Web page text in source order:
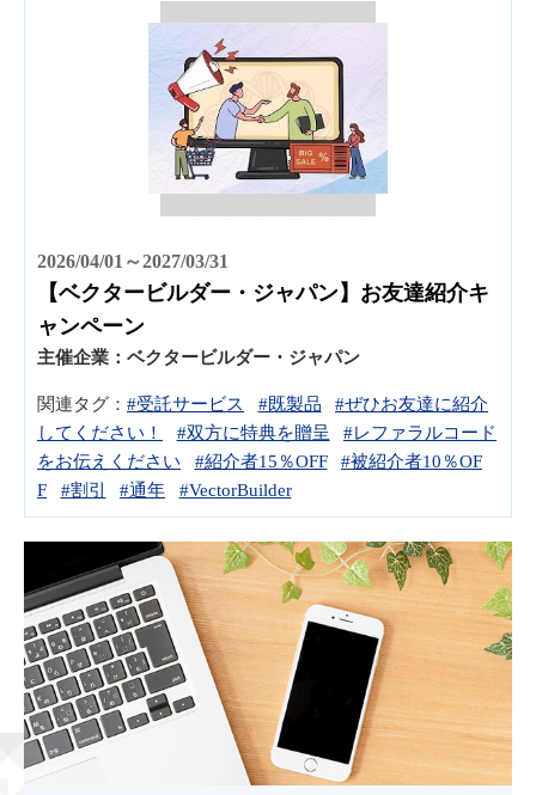
2026/04/01～2027/03/31
【ベクタービルダー・ジャパン】お友達紹介キ
ャンペーン
主催企業： ベクタービルダー・ジャパン
関連タグ： #受託サービス #既製品
#ぜひお友達に紹介
してください！
#双方に特典を贈呈
#レファラルコード
をお伝えください
#紹介者15％OFF
#被紹介者10％OF
F
#割引 #通年 #VectorBuilder